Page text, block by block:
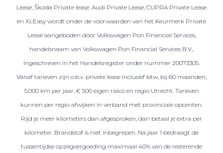
Lease, Škoda Private lease. Audi Private Lease, CUPRA Private Lease
en XLEasy wordt onder de voorwaarden van het Keurmerk Private
Lease aangeboden door Volkswagen Pon Financial Services,
handelsnaam van Volkswagen Pon Financial Services B.V.,
ingeschreven in het Handelsregister onder nummer 20073305.
Vanaf tarieven zijn o.b.v. private lease inclusief btw, bij 60 maanden,
5.000 km per jaar, € 500 eigen risico en regio Utrecht. Tarieven
kunnen per regio afwijken in verband met provinciale opcenten.
Rijd je meer kilometers dan afgesproken, dan betaal je extra per
kilometer. Brandstof is niet inbegrepen. Na jaar 1 bedraagt de
tussentijdse opzegvergoeding maximaal 40% van de resterende